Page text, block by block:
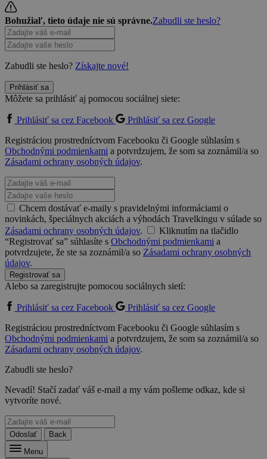
Bohužiaľ, tieto údaje nie sú správne.Zabudli ste heslo?
Zabudli ste heslo? Získajte nové!
Prihlásiť sa
Môžete sa prihlásiť aj pomocou sociálnej siete:
Prihlásiť sa cez Facebook
Prihlásiť sa cez Google
Registráciou prostredníctvom Facebooku či Google súhlasím s
Obchodnými podmienkami a potvrdzujem, že som sa zoznámil/a so
Zásadami ochrany osobných údajov.
Chcem dostávať e-maily s pravidelnými informáciami o
novinkách, špeciálnych akciách a výhodách Travelkingu v súlade so
Zásadami ochrany osobných údajov.
Kliknutím na tlačidlo
“Registrovať sa” súhlasíte s Obchodnými podmienkami a
potvrdzujete, že ste sa zoznámil/a so Zásadami ochrany osobných
údajov.
Registrovať sa
Alebo sa zaregistrujte pomocou sociálnych sietí:
Prihlásiť sa cez Facebook
Prihlásiť sa cez Google
Registráciou prostredníctvom Facebooku či Google súhlasím s
Obchodnými podmienkami a potvrdzujem, že som sa zoznámil/a so
Zásadami ochrany osobných údajov.
Zabudli ste heslo?
Nevadí! Stačí zadať váš e-mail a my vám pošleme odkaz, kde si
vytvoríte nové.
Odoslať
Back
Menu